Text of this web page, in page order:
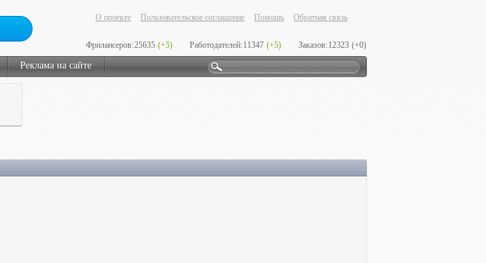
О проекте Пользовательское соглашение Помощь Обратная связь
Фрилансеров:25635 (+5) Работодателей:11347 (+5) Заказов:12323 (+0)
Реклама на сайте